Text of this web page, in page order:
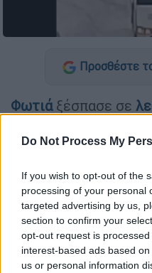
Do Not Process My
If you wish to opt-out of the
processing of your personal
targeted advertising by us,
section to confirm your
opt-out request is
interest-based ads based
us or personal information
Προσθέστε
Φωτιά ξέσπασε σε
πρωί της Τρίτης,
δρομολόγιο
και λόγω και της
επέβαιναν σε αυτό.
ΔΙΑΒΑΣΤΕ ΕΠΙΣΗΣ